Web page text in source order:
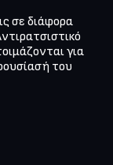
σε διάφορα
για
του